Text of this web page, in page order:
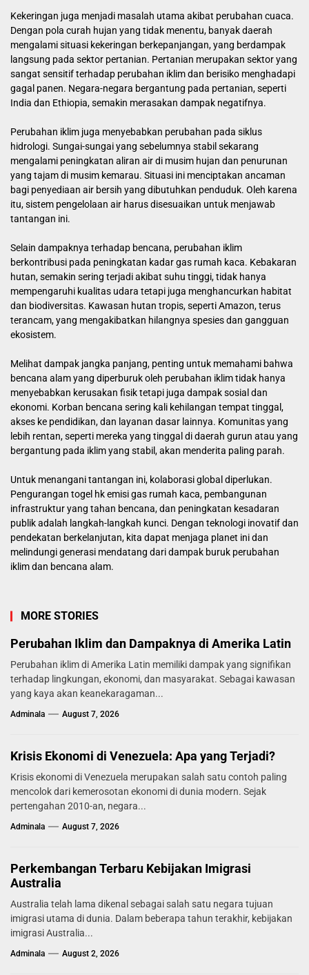
Kekeringan juga menjadi masalah utama akibat perubahan cuaca.
Dengan pola curah hujan yang tidak menentu, banyak daerah
mengalami situasi kekeringan berkepanjangan, yang berdampak
langsung pada sektor pertanian. Pertanian merupakan sektor yang
sangat sensitif terhadap perubahan iklim dan berisiko menghadapi
gagal panen. Negara-negara bergantung pada pertanian, seperti
India dan Ethiopia, semakin merasakan dampak negatifnya.
Perubahan iklim juga menyebabkan perubahan pada siklus
hidrologi. Sungai-sungai yang sebelumnya stabil sekarang
mengalami peningkatan aliran air di musim hujan dan penurunan
yang tajam di musim kemarau. Situasi ini menciptakan ancaman
bagi penyediaan air bersih yang dibutuhkan penduduk. Oleh karena
itu, sistem pengelolaan air harus disesuaikan untuk menjawab
tantangan ini.
Selain dampaknya terhadap bencana, perubahan iklim
berkontribusi pada peningkatan kadar gas rumah kaca. Kebakaran
hutan, semakin sering terjadi akibat suhu tinggi, tidak hanya
mempengaruhi kualitas udara tetapi juga menghancurkan habitat
dan biodiversitas. Kawasan hutan tropis, seperti Amazon, terus
terancam, yang mengakibatkan hilangnya spesies dan gangguan
ekosistem.
Melihat dampak jangka panjang, penting untuk memahami bahwa
bencana alam yang diperburuk oleh perubahan iklim tidak hanya
menyebabkan kerusakan fisik tetapi juga dampak sosial dan
ekonomi. Korban bencana sering kali kehilangan tempat tinggal,
akses ke pendidikan, dan layanan dasar lainnya. Komunitas yang
lebih rentan, seperti mereka yang tinggal di daerah gurun atau yang
bergantung pada iklim yang stabil, akan menderita paling parah.
Untuk menangani tantangan ini, kolaborasi global diperlukan.
Pengurangan togel hkemisi gas rumah kaca, pembangunan
infrastruktur yang tahan bencana, dan peningkatan kesadaran
publik adalah langkah-langkah kunci. Dengan teknologi inovatif dan
pendekatan berkelanjutan, kita dapat menjaga planet ini dan
melindungi generasi mendatang dari dampak buruk perubahan
iklim dan bencana alam.
MORE STORIES
Perubahan Iklim dan Dampaknya di Amerika Latin
Perubahan iklim di Amerika Latin memiliki dampak yang signifikan
terhadap lingkungan, ekonomi, dan masyarakat. Sebagai kawasan
yang kaya akan keanekaragaman...
Adminala August 7, 2026
Krisis Ekonomi di Venezuela: Apa yang Terjadi?
Krisis ekonomi di Venezuela merupakan salah satu contoh paling
mencolok dari kemerosotan ekonomi di dunia modern. Sejak
pertengahan 2010-an, negara...
Adminala August 7, 2026
Perkembangan Terbaru Kebijakan Imigrasi
Australia
Australia telah lama dikenal sebagai salah satu negara tujuan
imigrasi utama di dunia. Dalam beberapa tahun terakhir, kebijakan
imigrasi Australia...
Adminala August 2, 2026